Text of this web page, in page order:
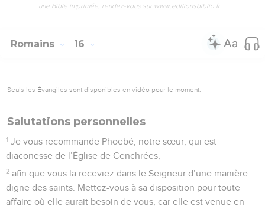
une Bible imprimée, rendez-vous sur www.editionsbiblio.fr
Romains 16
Seuls les Évangiles sont disponibles en vidéo pour le moment.
Salutations personnelles
1 Je vous recommande Phoebé, notre sœur, qui est
diaconesse de l’Église de Cenchrées,
2 afin que vous la receviez dans le Seigneur d’une manière
digne des saints. Mettez-vous à sa disposition pour toute
affaire où elle aurait besoin de vous, car elle est venue en